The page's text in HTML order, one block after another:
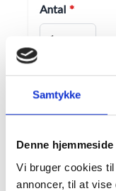
Samtykke
Denne
Vi bruger cookies
annoncer, til at
Antal
Farve
Antal